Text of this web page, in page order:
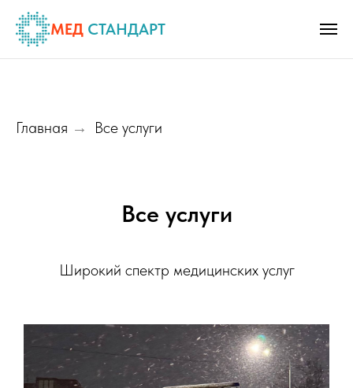
МЕД СТАНДАРТ
Главная → Все услуги
Все услуги
Широкий спектр медицинских услуг